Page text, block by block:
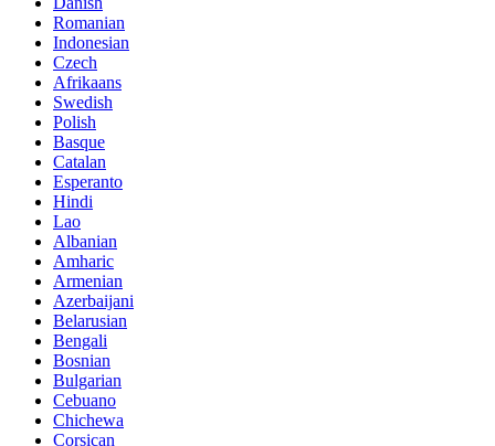
Romanian
Indonesian
Czech
Afrikaans
Swedish
Polish
Basque
Catalan
Esperanto
Hindi
Lao
Albanian
Amharic
Armenian
Azerbaijani
Belarusian
Bengali
Bosnian
Bulgarian
Cebuano
Chichewa
Corsican